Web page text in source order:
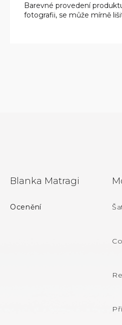
Barevné provedení
fotografii, se může mírně
Blanka Matragi
Ocenění